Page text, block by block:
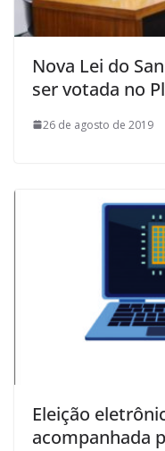
Nova Lei do
ser votada no
26 de agosto de 2019
Eleição
acompanhada